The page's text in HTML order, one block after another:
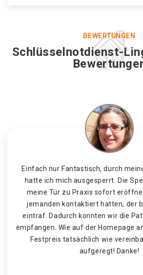
BEWERTUNGEN
Schlüsselnotdienst-
Einfach nur Fantastisch, durch
hatte ich mich ausgesperrt. Die
meine Tür zu Praxis sofort
jemanden kontaktiert hatten, der
eintraf. Dadurch konnten wir die
empfangen. Wie auf der Homepage
Festpreis tatsächlich wie
aufgeregt! Danke!